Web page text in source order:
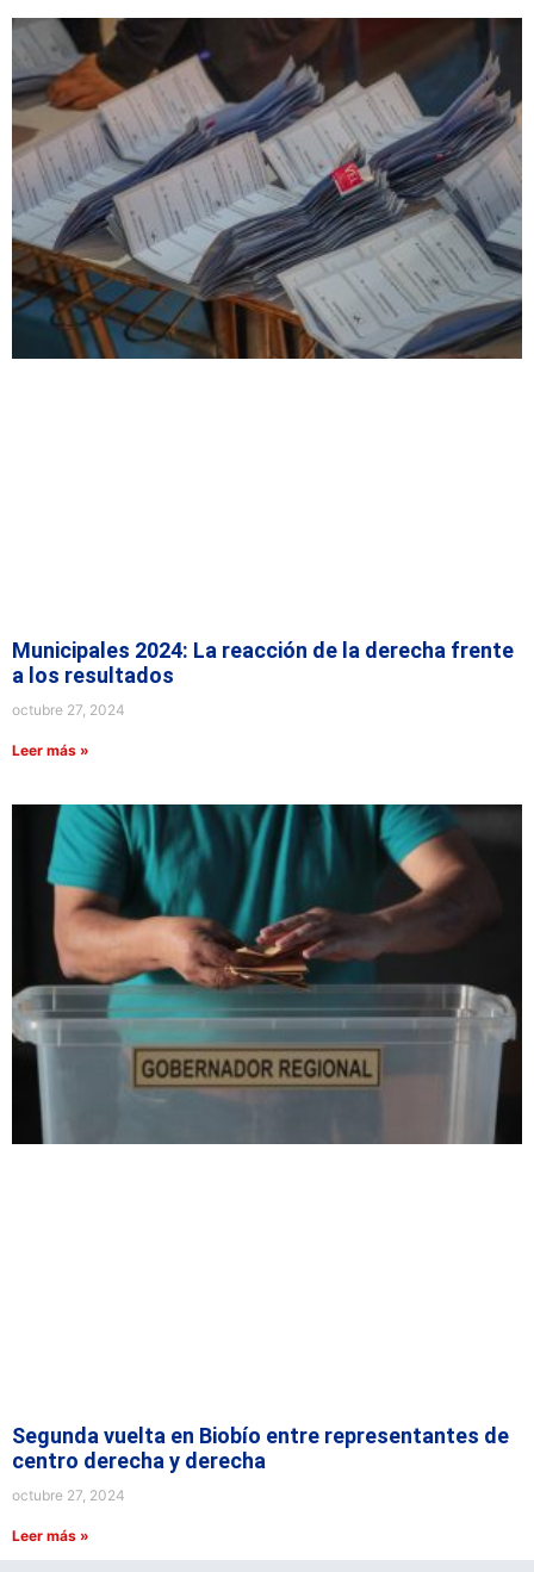
Municipales 2024: La reacción de la derecha frente
a los resultados
octubre 27, 2024
Leer más »
Segunda vuelta en Biobío entre representantes de
centro derecha y derecha
octubre 27, 2024
Leer más »